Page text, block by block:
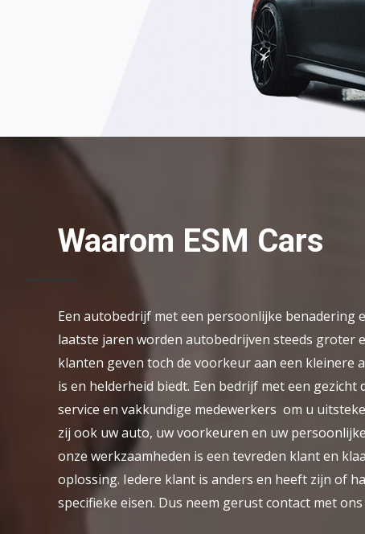
Waarom ESM Cars
Een autobedrijf met een persoonlijke benadering
laatste jaren worden autobedrijven steeds groter
klanten geven toch de voorkeur aan een
is en helderheid biedt. Een bedrijf met een gezicht
service en vakkundige medewerkers om u
zij ook uw auto, uw voorkeuren en uw
onze werkzaamheden is een tevreden klant en
oplossing. Iedere klant is anders en heeft zijn of
specifieke eisen. Dus neem gerust contact met ons